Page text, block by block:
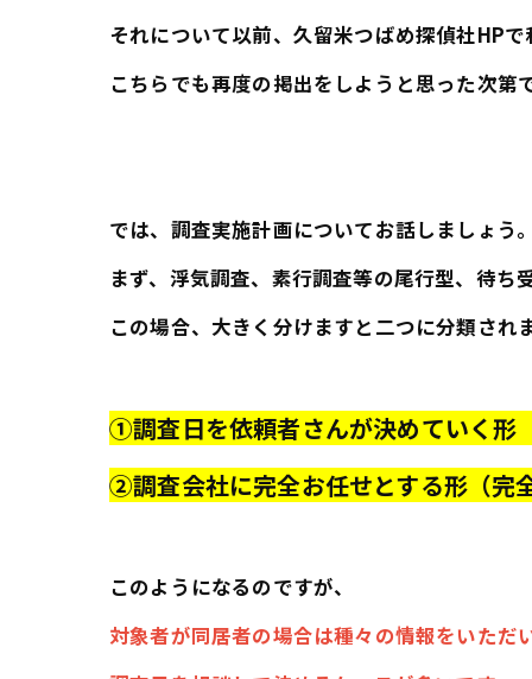
それについて以前、久留米つばめ探偵社HP
こちらでも再度の掲出をしようと思った次第
では、調査実施計画についてお話しましょう
まず、浮気調査、素行調査等の尾行型、待
この場合、大きく分けますと二つに分類され
①調査日を依頼者さんが決めていく形
②調査会社に完全お任せとする形（完
このようになるのですが、
対象者が同居者の場合は種々の情報をいただ